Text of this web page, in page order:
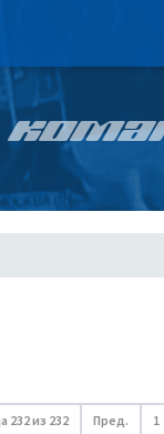
232из 232 Пред. 1